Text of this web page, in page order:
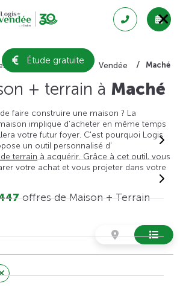
Étude gratuite
de maison + terrain Vendée Maché
+ terrain à Maché
faire construire une maison ? La
implique d'acheter en même temps
votre futur foyer. C'est pourquoi Logis
un outil personnalisé d'
terrain à acquérir. Grâce à cet outil, vous
votre achat et vous projeter dans votre
offres de Maison + Terrain